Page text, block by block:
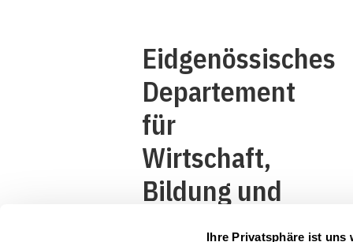
Ihre Privatsphäre ist uns
Eidgenössisches
Departement
für
Wirtschaft,
Bildung und
Forschung